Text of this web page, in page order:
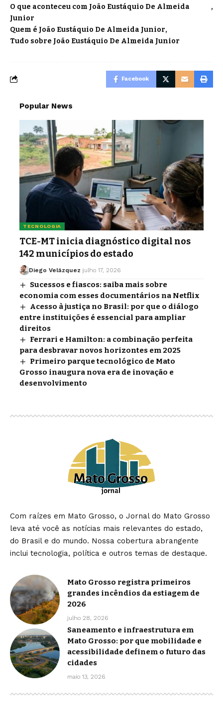
O que aconteceu com João Eustáquio De Almeida
Junior
Quem é João Eustáquio De Almeida Junior
Tudo sobre João Eustáquio De Almeida Junior
Facebook
Popular News
TECNOLOGIA
TCE-MT inicia diagnóstico digital nos
142 municípios do estado
Diego Velázquez julho 17, 2026
Sucessos e fiascos: saiba mais sobre
economia com esses documentários na Netflix
Acesso à justiça no Brasil: por que o diálogo
entre instituições é essencial para ampliar
direitos
Ferrari e Hamilton: a combinação perfeita
para desbravar novos horizontes em 2025
Primeiro parque tecnológico de Mato
Grosso inaugura nova era de inovação e
desenvolvimento
Com raízes em Mato Grosso, o Jornal do Mato Grosso
leva até você as notícias mais relevantes do estado,
do Brasil e do mundo. Nossa cobertura abrangente
inclui tecnologia, política e outros temas de destaque.
Mato Grosso registra primeiros
grandes incêndios da estiagem de
2026
julho 28, 2026
Saneamento e infraestrutura em
Mato Grosso: por que mobilidade e
acessibilidade definem o futuro das
cidades
maio 13, 2026